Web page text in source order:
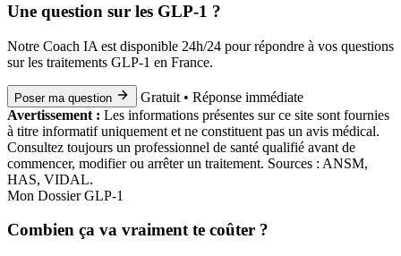
Une question sur les GLP-1 ?
Notre Coach IA est disponible 24h/24 pour répondre à vos questions
sur les traitements GLP-1 en France.
Poser ma question
Gratuit • Réponse immédiate
Avertissement : Les informations présentes sur ce site sont fournies
à titre informatif uniquement et ne constituent pas un avis médical.
Consultez toujours un professionnel de santé qualifié avant de
commencer, modifier ou arrêter un traitement. Sources : ANSM,
HAS, VIDAL.
Mon Dossier GLP-1
Combien ça va vraiment te coûter ?